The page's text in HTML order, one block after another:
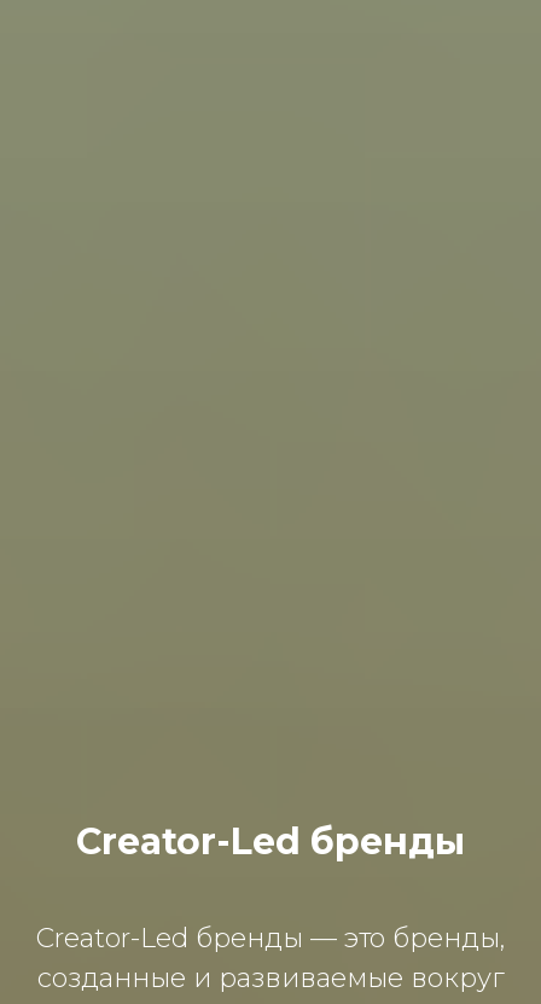
Creator-Led бренды
Creator-Led бренды — это бренды,
созданные и развиваемые вокруг